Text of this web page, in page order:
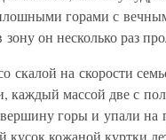
горами с
зону он несколько раз
скалой на скорости
каждый массой две с
горы и упали
кусок кожаной куртки